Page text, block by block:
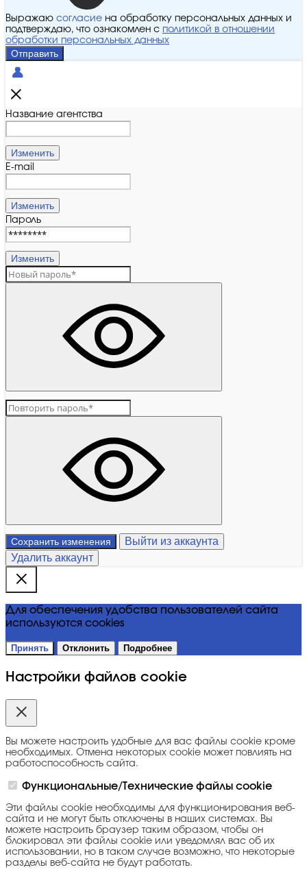
Выражаю согласие на обработку персональных данных и
подтверждаю, что ознакомлен с политикой в отношении
обработки персональных данных
Отправить
Название агентства
Изменить
E-mail
Изменить
Пароль
Изменить
Сохранить изменения
Выйти из аккаунта
Удалить аккаунт
Для обеспечения удобства пользователей сайта
используются cookies
Принять Отклонить Подробнее
Настройки файлов cookie
Вы можете настроить удобные для вас файлы cookie кроме
необходимых. Отмена некоторых cookie может повлиять на
работоспособность сайта.
Функциональные/Технические файлы cookie
Эти файлы cookie необходимы для функционирования веб-
сайта и не могут быть отключены в наших системах. Вы
можете настроить браузер таким образом, чтобы он
блокировал эти файлы cookie или уведомлял вас об их
использовании, но в таком случае возможно, что некоторые
разделы веб-сайта не будут работать.